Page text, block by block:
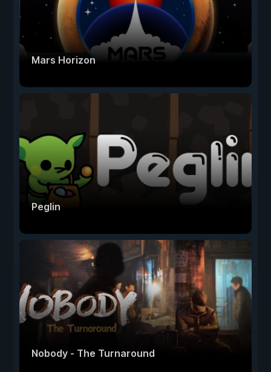
Mars Horizon
Peglin
Nobody - The Turnaround